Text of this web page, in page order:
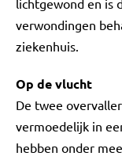
lichtgewond en is
verwondingen
ziekenhuis.
Op de vlucht
De twee
vermoedelijk in
hebben onder